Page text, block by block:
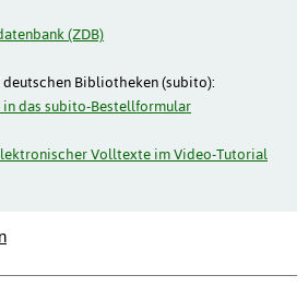
(ZDB)
Bibliotheken (subito):
in das subito-Bestellformular
Volltexte im Video-Tutorial